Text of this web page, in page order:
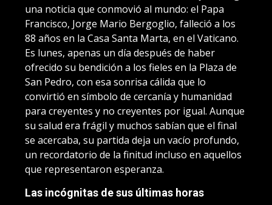
una noticia que conmovió al mundo: el Papa
Francisco, Jorge Mario Bergoglio, falleció a los
88 años en la Casa Santa Marta, en el Vaticano.
Es lunes, apenas un día después de haber
ofrecido su bendición a los fieles en la Plaza de
San Pedro, con esa sonrisa cálida que lo
convirtió en símbolo de cercanía y humanidad
para creyentes y no creyentes por igual. Aunque
su salud era frágil y muchos sabían que el final
se acercaba, su partida deja un vacío profundo,
un recordatorio de la finitud incluso en aquellos
que representaron esperanza.
Las incógnitas de sus últimas horas